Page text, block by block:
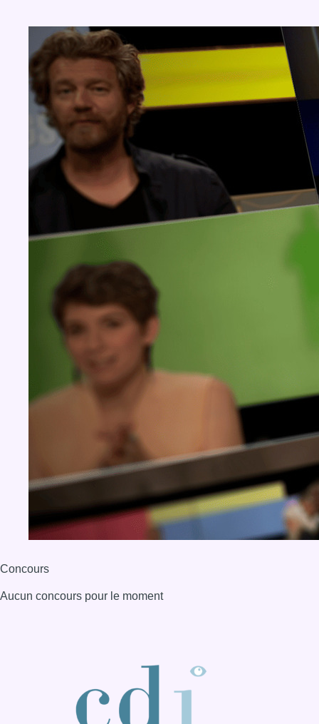
Concours
Aucun concours pour le moment